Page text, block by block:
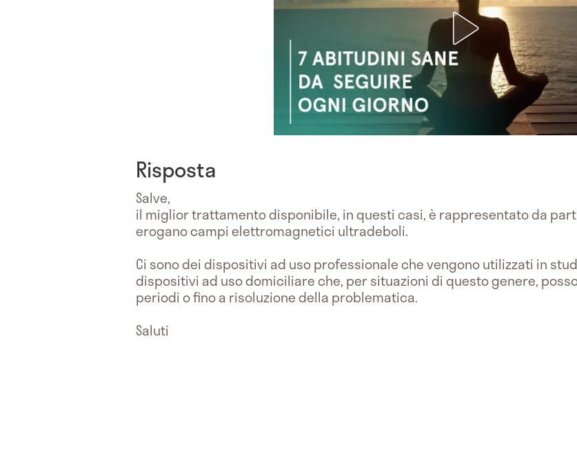
Risposta
Salve,
il miglior trattamento disponibile, in questi casi, è rappresentato da
erogano campi elettromagnetici ultradeboli.
Ci sono dei dispositivi ad uso professionale che vengono utilizzati in
dispositivi ad uso domiciliare che, per situazioni di questo genere,
periodi o fino a risoluzione della problematica.
Saluti